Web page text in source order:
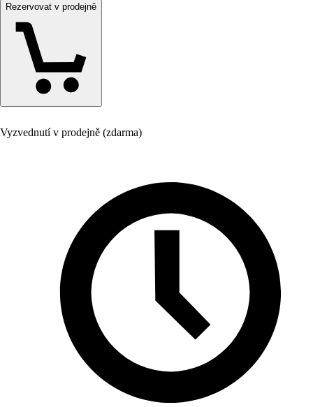
Rezervovat v prodejně
Vyzvednutí v prodejně (zdarma)